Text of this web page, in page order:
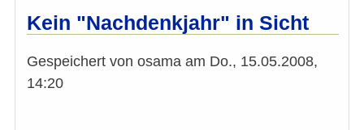
Kein "Nachdenkjahr" in Sicht
Gespeichert von osama am Do., 15.05.2008,
14:20